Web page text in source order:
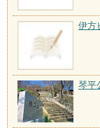
伊方
琴平